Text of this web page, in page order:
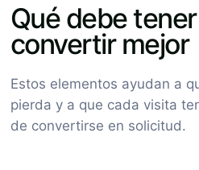
Qué debe
convertir mejor
Estos elementos ayudan a
pierda y a que cada visita
de convertirse en solicitud.